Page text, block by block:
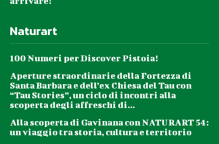
Naturart
100 Numeri per Discover Pistoia!
Aperture straordinarie della Fortezza di
Santa Barbara e dell’ex Chiesa del Tau con
“Tau Stories”, un ciclo di incontri alla
scoperta degli affreschi di...
Alla scoperta di Gavinana con NATURART 54:
un viaggio tra storia, cultura e territorio